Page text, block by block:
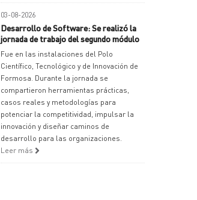
03-08-2026
Desarrollo de Software: Se realizó la
jornada de trabajo del segundo módulo
Fue en las instalaciones del Polo
Científico, Tecnológico y de Innovación de
Formosa. Durante la jornada se
compartieron herramientas prácticas,
casos reales y metodologías para
potenciar la competitividad, impulsar la
innovación y diseñar caminos de
desarrollo para las organizaciones.
Leer más